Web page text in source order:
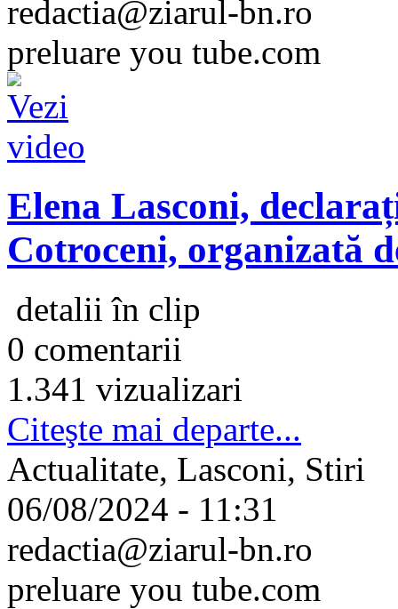
redactia@ziarul-bn.ro
preluare you tube.com
Elena Lasconi,
Cotroceni, organizată
detalii în clip
0 comentarii
1.341 vizualizari
Citeşte mai departe...
Actualitate, Lasconi, Stiri
06/08/2024 - 11:31
redactia@ziarul-bn.ro
preluare you tube.com